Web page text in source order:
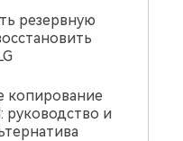
резервную
копирование
руководство и